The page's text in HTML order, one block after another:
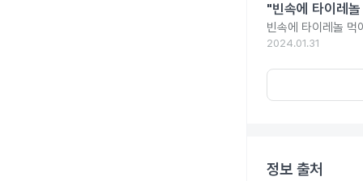
"빈속에 타이레
빈속에 타이레놀 먹
2024.01.31
정보 출처